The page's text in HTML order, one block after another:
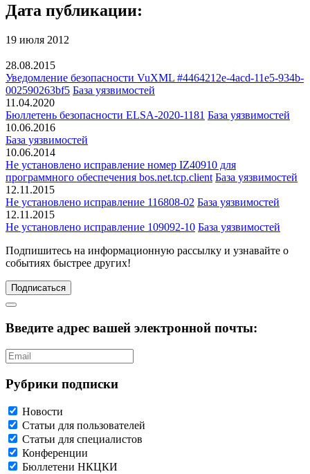
Дата публикации:
19 июля 2012
28.08.2015
Уведомление безопасности VuXML #4464212e-4acd-11e5-934b-
002590263bf5 База уязвимостей
11.04.2020
Бюллетень безопасности ELSA-2020-1181 База уязвимостей
10.06.2016
База уязвимостей
10.06.2014
Не установлено исправление номер IZ40910 для
программного обеспечения bos.net.tcp.client База уязвимостей
12.11.2015
Не установлено исправление 116808-02 База уязвимостей
12.11.2015
Не установлено исправление 109092-10 База уязвимостей
Подпишитесь на информационную рассылку и узнавайте о
событиях быстрее других!
Подписаться
Введите адрес вашей электронной почты:
Рубрики подписки
Новости
Статьи для пользователей
Статьи для специалистов
Конференции
Бюллетени НКЦКИ